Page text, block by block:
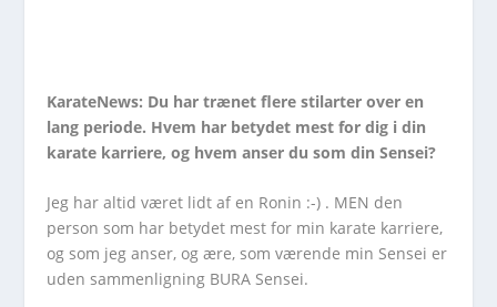
KarateNews: Du har trænet flere stilarter over en
lang periode. Hvem har betydet mest for dig i din
karate karriere, og hvem anser du som din Sensei?
Jeg har altid været lidt af en Ronin :-) . MEN den
person som har betydet mest for min karate karriere,
og som jeg anser, og ære, som værende min Sensei er
uden sammenligning BURA Sensei.